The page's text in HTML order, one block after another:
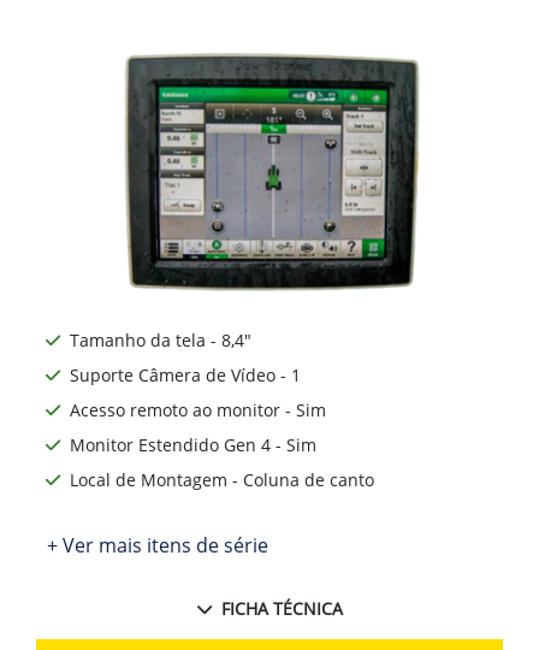
Tamanho da tela - 8,4"
Suporte Câmera de Vídeo - 1
Acesso remoto ao monitor - Sim
Monitor Estendido Gen 4 - Sim
Local de Montagem - Coluna de canto
+ Ver mais itens de série
FICHA TÉCNICA